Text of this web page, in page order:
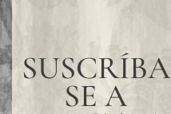
SUSCRÍBA
SE A